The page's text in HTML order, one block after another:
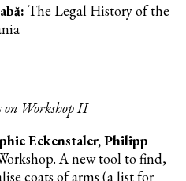
The Legal History of the
WorkshopII
Eckenstaler, Philipp
A new tool to find,
coats of arms (a list for